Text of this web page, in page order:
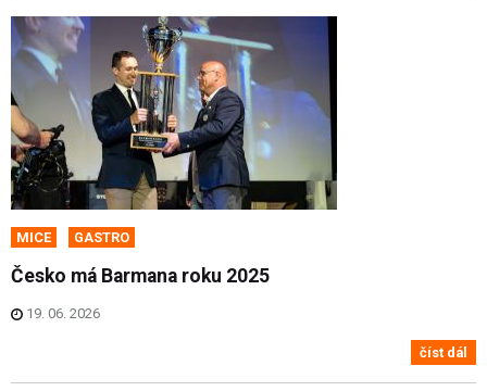
MICE GASTRO
Česko má Barmana roku 2025
19. 06. 2026
číst dál